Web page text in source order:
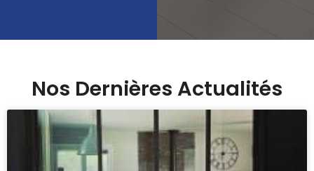
Nos Dernières Actualités